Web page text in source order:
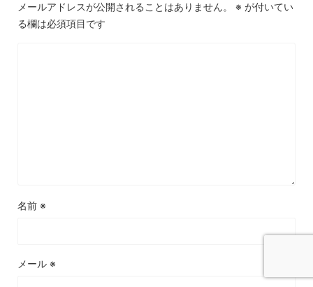
メールアドレスが公開されることはありません。 ※ が付いてい
る欄は必須項目です
名前 ※
メール ※